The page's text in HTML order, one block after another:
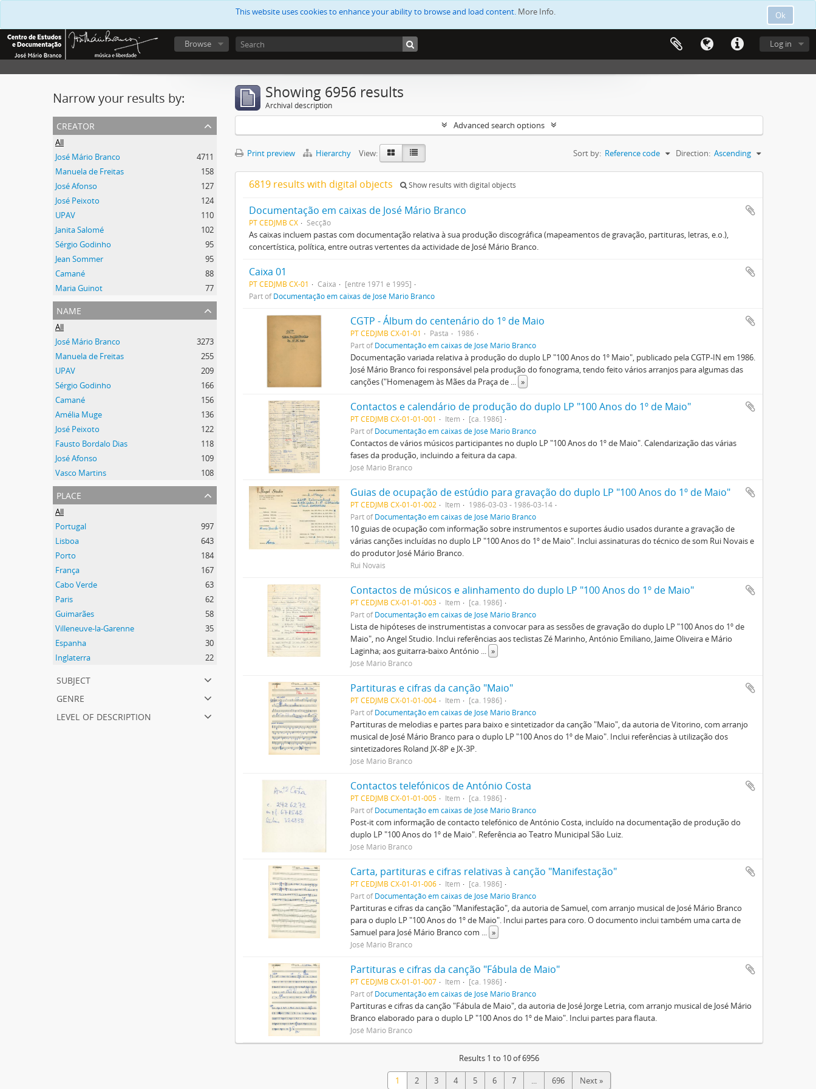
Ok
This website uses cookies to enhance your ability to browse and load content. More Info.
Log in
Browse
Narrow your results by:
creator
All
José Mário Branco
4711
Manuela de Freitas
158
José Afonso
127
José Peixoto
124
UPAV
110
Janita Salomé
102
Sérgio Godinho
95
Jean Sommer
95
Camané
88
Maria Guinot
77
name
All
José Mário Branco
3273
Manuela de Freitas
255
UPAV
209
Sérgio Godinho
166
Camané
156
Amélia Muge
136
José Peixoto
122
Fausto Bordalo Dias
118
José Afonso
109
Vasco Martins
108
place
All
Portugal
997
Lisboa
643
Porto
184
França
167
Cabo Verde
63
Paris
62
Guimarães
58
Villeneuve-la-Garenne
35
Espanha
30
Inglaterra
22
subject
genre
level of description
Showing 6956 results
Archival description
Advanced search options
Print preview Hierarchy View: Sort by: Reference code Direction: Ascending
6819 results with digital objects Show results with digital objects
Documentação em caixas de José Mário Branco
PT CEDJMB CX Secção
As caixas incluem pastas com documentação relativa à sua produção discográfica (mapeamentos de gravação, partituras, letras, e.o.),
concertística, política, entre outras vertentes da actividade de José Mário Branco.
Caixa 01
PT CEDJMB CX-01 Caixa
[entre 1971 e 1995]
Part ofDocumentação em caixas de José Mário Branco
CGTP - Álbum do centenário do 1º de Maio
PT CEDJMB CX-01-01 Pasta
1986
Part ofDocumentação em caixas de José Mário Branco
Documentação variada relativa à produção do duplo LP "100 Anos do 1º Maio", publicado pela CGTP-IN em 1986.
José Mário Branco foi responsável pela produção do fonograma, tendo feito vários arranjos para algumas das
canções ("Homenagem às Mães da Praça de ... »
Contactos e calendário de produção do duplo LP "100 Anos do 1º de Maio"
PT CEDJMB CX-01-01-001 Item
[ca. 1986]
Part ofDocumentação em caixas de José Mário Branco
Contactos de vários músicos participantes no duplo LP "100 Anos do 1º de Maio". Calendarização das várias
fases da produção, incluindo a feitura da capa.
José Mário Branco
Guias de ocupação de estúdio para gravação do duplo LP "100 Anos do 1º de Maio"
PT CEDJMB CX-01-01-002 Item
1986-03-03 - 1986-03-14
Part ofDocumentação em caixas de José Mário Branco
10 guias de ocupação com informação sobre instrumentos e suportes áudio usados durante a gravação de
várias canções incluídas no duplo LP "100 Anos do 1º de Maio". Inclui assinaturas do técnico de som Rui Novais e
do produtor José Mário Branco.
Rui Novais
Contactos de músicos e alinhamento do duplo LP "100 Anos do 1º de Maio"
PT CEDJMB CX-01-01-003 Item
[ca. 1986]
Part ofDocumentação em caixas de José Mário Branco
Lista de hipóteses de instrumentistas a convocar para as sessões de gravação do duplo LP "100 Anos do 1º de
Maio", no Angel Studio. Inclui referências aos teclistas Zé Marinho, António Emiliano, Jaime Oliveira e Mário
Laginha; aos guitarra-baixo António ... »
José Mário Branco
Partituras e cifras da canção "Maio"
PT CEDJMB CX-01-01-004 Item
[ca. 1986]
Part ofDocumentação em caixas de José Mário Branco
Partituras de melodias e partes para baixo e sintetizador da canção "Maio", da autoria de Vitorino, com arranjo
musical de José Mário Branco para o duplo LP "100 Anos do 1º de Maio". Inclui referências à utilização dos
sintetizadores Roland JX-8P e JX-3P.
José Mário Branco
Contactos telefónicos de António Costa
PT CEDJMB CX-01-01-005 Item
[ca. 1986]
Part ofDocumentação em caixas de José Mário Branco
Post-it com informação de contacto telefónico de António Costa, incluído na documentação de produção do
duplo LP "100 Anos do 1º de Maio". Referência ao Teatro Municipal São Luiz.
José Mário Branco
Carta, partituras e cifras relativas à canção "Manifestação"
PT CEDJMB CX-01-01-006 Item
[ca. 1986]
Part ofDocumentação em caixas de José Mário Branco
Partituras e cifras da canção "Manifestação", da autoria de Samuel, com arranjo musical de José Mário Branco
para o duplo LP "100 Anos do 1º de Maio". Inclui partes para coro. O documento inclui também uma carta de
Samuel para José Mário Branco com ... »
José Mário Branco
Partituras e cifras da canção "Fábula de Maio"
PT CEDJMB CX-01-01-007 Item
[ca. 1986]
Part ofDocumentação em caixas de José Mário Branco
Partituras e cifras da canção "Fábula de Maio", da autoria de José Jorge Letria, com arranjo musical de José Mário
Branco elaborado para o duplo LP "100 Anos do 1º de Maio". Inclui partes para flauta.
José Mário Branco
Results 1 to 10 of 6956
1 2 3 4 5 6 7 ... 696 Next »